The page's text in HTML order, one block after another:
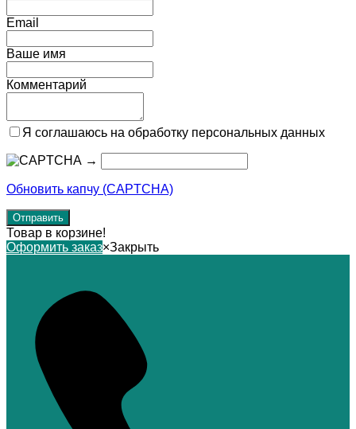
Email
Ваше имя
Комментарий
Я соглашаюсь на обработку персональных данных
→
Обновить капчу (CAPTCHA)
Товар в корзине!
Оформить заказ×Закрыть